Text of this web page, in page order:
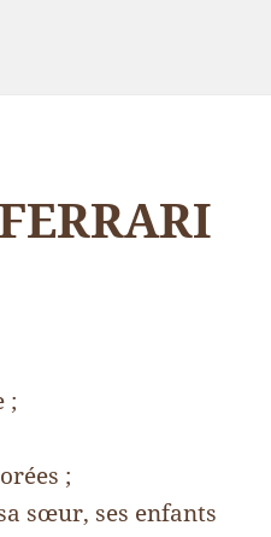
;
;
sœur, ses enfants